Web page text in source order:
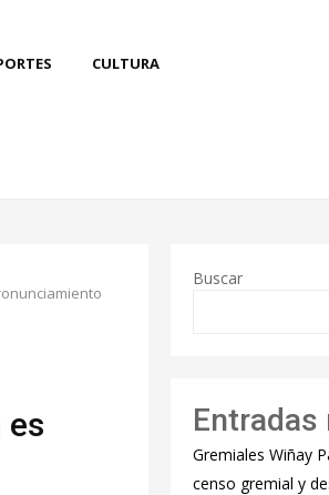
CULTURA
es
Buscar
Gremiales Wiñay
censo gremial y